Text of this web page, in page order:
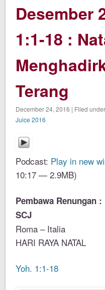
Desember
1:1-18 :
Terang
December 24, 2016 | Filed
Juice 2016
Podcast: Play in new
10:17 — 2.9MB)
Pembawa Renungan
SCJ
Roma – Italia
HARI RAYA NATAL
Yoh. 1:1-18